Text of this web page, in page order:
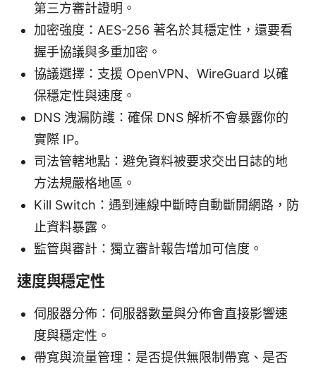
第三方審計證明。
加密強度：AES-256 著名於其穩定性，還要看
握手協議與多重加密。
協議選擇：支援 OpenVPN、WireGuard 以確
保穩定性與速度。
DNS 洩漏防護：確保 DNS 解析不會暴露你的
實際 IP。
司法管轄地點：避免資料被要求交出日誌的地
方法規嚴格地區。
Kill Switch：遇到連線中斷時自動斷開網路，防
止資料暴露。
監管與審計：獨立審計報告增加可信度。
速度與穩定性
伺服器分佈：伺服器數量與分佈會直接影響速
度與穩定性。
帶寬與流量管理：是否提供無限制帶寬、是否